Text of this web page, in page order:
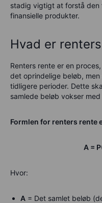
stadig vigtigt at forstå den
finansielle produkter.
Hvad er
Renters rente er en
det oprindelige beløb,
tidligere perioder. Dette
samlede beløb vokser
Formlen for renters rente
A =
Hvor:
A = Det samlet beløb